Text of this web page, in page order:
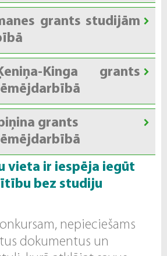
grants studijām
-Kinga grants
grants
vieta ir iespēja iegūt
bez studiju
nepieciešams
dokumentus un